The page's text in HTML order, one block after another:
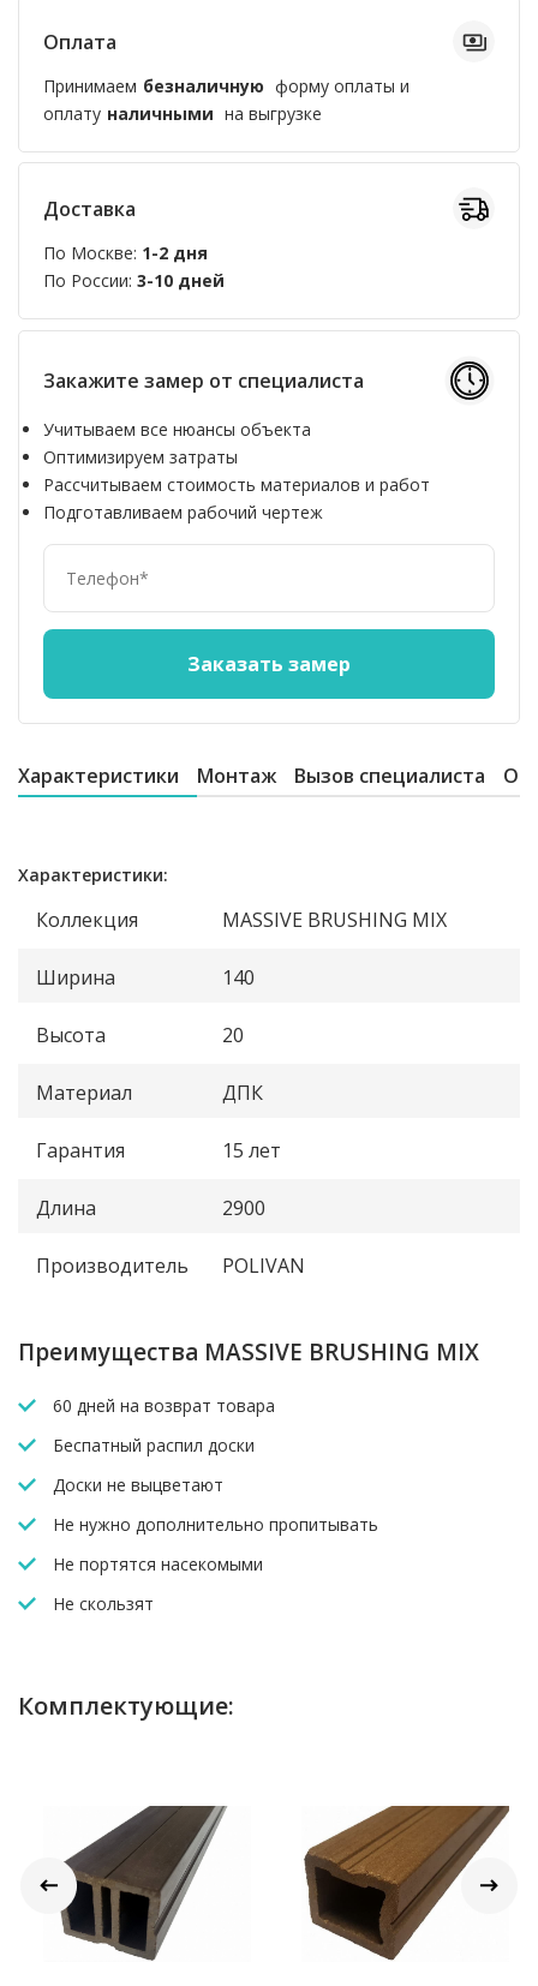
Оплата
Принимаем безналичную форму оплаты и
оплату наличными на выгрузке
Доставка
По Москве: 1-2 дня
По России: 3-10 дней
Закажите замер от специалиста
Учитываем все нюансы объекта
Оптимизируем затраты
Рассчитываем стоимость материалов и работ
Подготавливаем рабочий чертеж
Характеристики Монтаж Вызов специалиста
Характеристики:
Коллекция MASSIVE BRUSHING MIX
Ширина 140
Высота 20
Материал ДПК
Гарантия 15 лет
Длина 2900
Производитель POLIVAN
Преимущества MASSIVE BRUSHING MIX
60 дней на возврат товара
Беспатный распил доски
Доски не выцветают
Не нужно дополнительно пропитывать
Не портятся насекомыми
Не скользят
Комплектующие: